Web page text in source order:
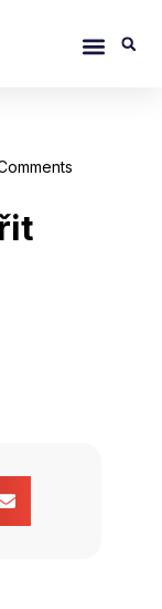
Menu